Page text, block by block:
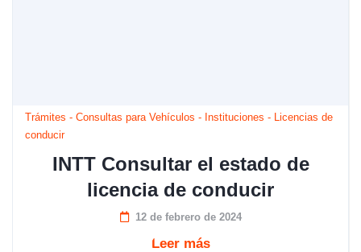
Trámites - Consultas para Vehículos - Instituciones - Licencias de
conducir
INTT Consultar el estado de
licencia de conducir
12 de febrero de 2024
Leer más